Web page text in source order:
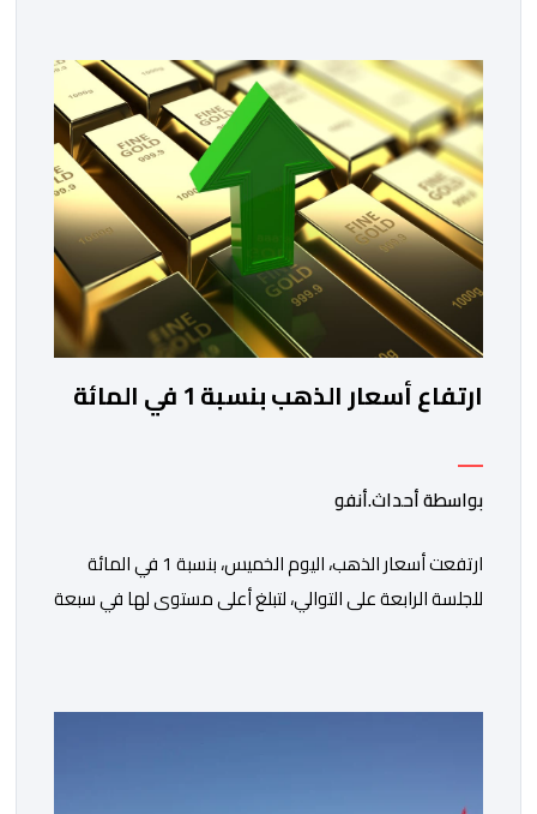
تهدف هذه المبادرة إلى تمكين مغاربة العالم من الاطلاع
على فرص الاستثمار المتاحة بمختلف جهات المملكة،
والاستفادة من مواكبة عن قرب تساعدهم […]
ارتفاع أسعار الذهب بنسبة 1 في المائة
بواسطة أحداث.أنفو
ارتفعت أسعار الذهب، اليوم الخميس، بنسبة 1 في المائة
للجلسة الرابعة على التوالي، لتبلغ أعلى مستوى لها في سبعة
بنسبة 1 في المائة إلى 4285,69 دولارا للأوقية، مسجلا أعلى